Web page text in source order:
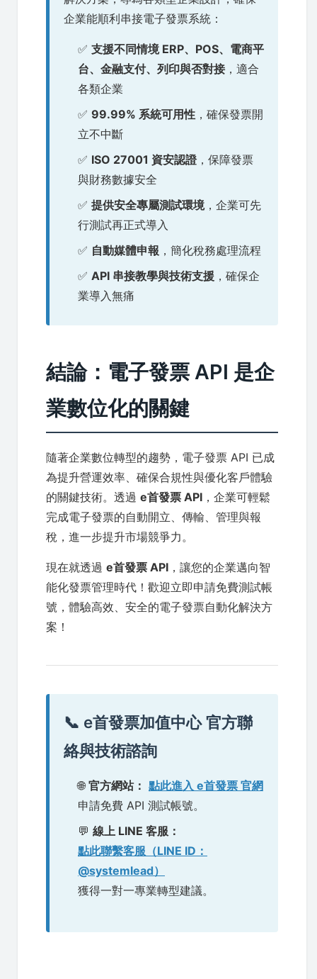
企業能順利串接電子發票系統：
✅ 支援不同情境 ERP、POS、電商平
台、金融支付、列印與否對接，適合
各類企業
✅ 99.99% 系統可用性 ，確保發票開
立不中斷
✅ ISO 27001 資安認證，保障發票
與財務數據安全
✅ 提供安全專屬測試環境，企業可先
行測試再正式導入
✅ 自動媒體申報 ，簡化稅務處理流程
✅ API 串接教學與技術支援 ，確保企
業導入無痛
結論：電子發票 API 是企
業數位化的關鍵
隨著企業數位轉型的趨勢，電子發票 API 已成
為提升營運效率、確保合規性與優化客戶體驗
的關鍵技術。透過 e首發票 API ，企業可輕鬆
完成電子發票的自動開立、傳輸、管理與報
稅，進一步提升市場競爭力。
現在就透過 e首發票 API ，讓您的企業邁向智
能化發票管理時代！歡迎立即申請免費測試帳
號，體驗高效、安全的電子發票自動化解決方
案！
📞 e首發票加值中心 官方聯
絡與技術諮詢
🌐 官方網站： 點此進入 e首發票 官網
申請免費 API 測試帳號。
💬 線上 LINE 客服：
點此聯繫客服（LINE ID：
@systemlead）
獲得一對一專業轉型建議。